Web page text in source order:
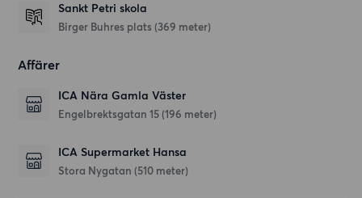
Sankt Petri skola
Birger Buhres plats (369 meter)
Affärer
ICA Nära Gamla Väster
Engelbrektsgatan 15 (196 meter)
ICA Supermarket Hansa
Stora Nygatan (510 meter)